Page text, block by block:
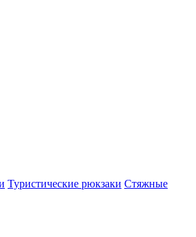
Туристические рюкзаки Стяжные